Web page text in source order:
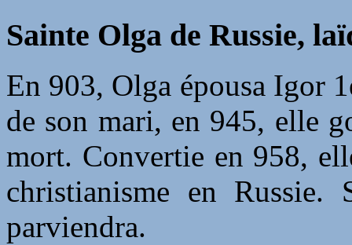
Sainte Olga de Russie,
En 903, Olga épousa Igor
de son mari, en 945, elle
mort. Convertie en 958,
christianisme en
parviendra.